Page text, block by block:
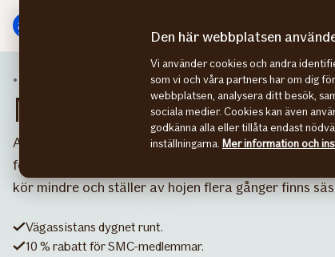
direkt
huvudmenyn
direkt
innehåll
Fordonsförsäkringar Mc-försäkring
Mc-försäkring
Att köra mc är frihet på två hjul – men vad händer
försäkring får du hjälp. Vi har års­försäkring för dig
kör mindre och ställer av hojen flera gånger finns
Vägassistans dygnet runt.
10 % rabatt för SMC-medlemmar.
Den här webbplatsen
Vi använder cookies och andra
som vi och våra partners har om dig
webbplatsen, analysera ditt besök,
sociala medier. Cookies kan även
godkänna alla eller tillåta endast
inställningarna. Mer information och